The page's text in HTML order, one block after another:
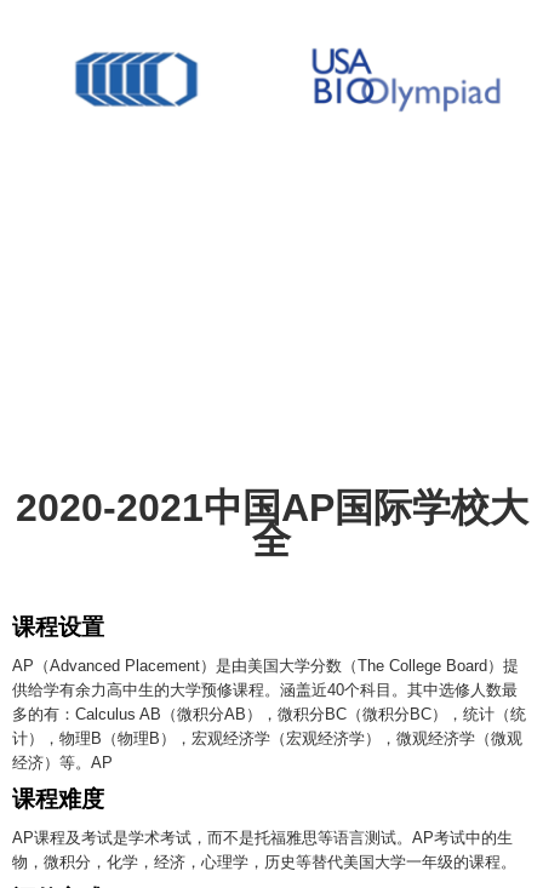
2020-2021中国AP国际学校大
全
课程设置
AP（Advanced Placement）是由美国大学分数（The College Board）提
供给学有余力高中生的大学预修课程。涵盖近40个科目。其中选修人数最
多的有：Calculus AB（微积分AB​​），微积分BC（微积分BC），统计（统
计），物理B（物理B），宏观经济学（宏观经济学），微观经济学（微观
经济）等。AP
课程难度
AP课程及考试是学术考试，而不是托福雅思等语言测试。AP考试中的生
物，微积分，化学，经济，心理学，历史等替代美国大学一年级的课程。